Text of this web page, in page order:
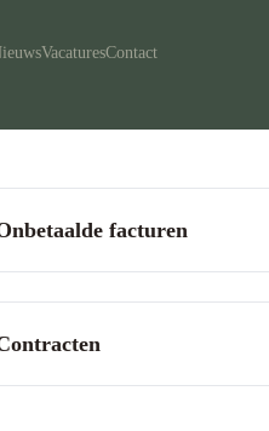
VacaturesContact
facturen